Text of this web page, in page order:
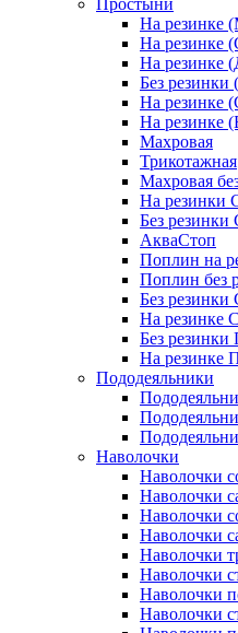
Простыни
На резинке
На резинке
На резинке
Без резинки
На резинке
На резинке
Махровая
Трикотажная
Махровая
На резинки
Без резинки
АкваСтоп
Поплин на
Поплин без
Без
На резинке
Без
На резинке
Пододеяльники
Наволочки
Наволочки
Наволочки
Наволочки
Наволочки
Наволочки
Наволочки
Наволочки
Наволочки